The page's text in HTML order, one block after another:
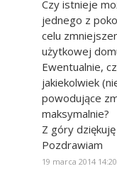
Czy istnieje
jednego z
celu
użytkowej
Ewentualnie,
jakiekolwiek
powodujące
maksymalnie?
Z góry
Pozdrawiam
19 marca 2014 14:20